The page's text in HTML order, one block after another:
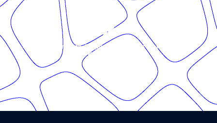
© Présent Composé design - 2024 - Tous droits réservés -
mentions légales